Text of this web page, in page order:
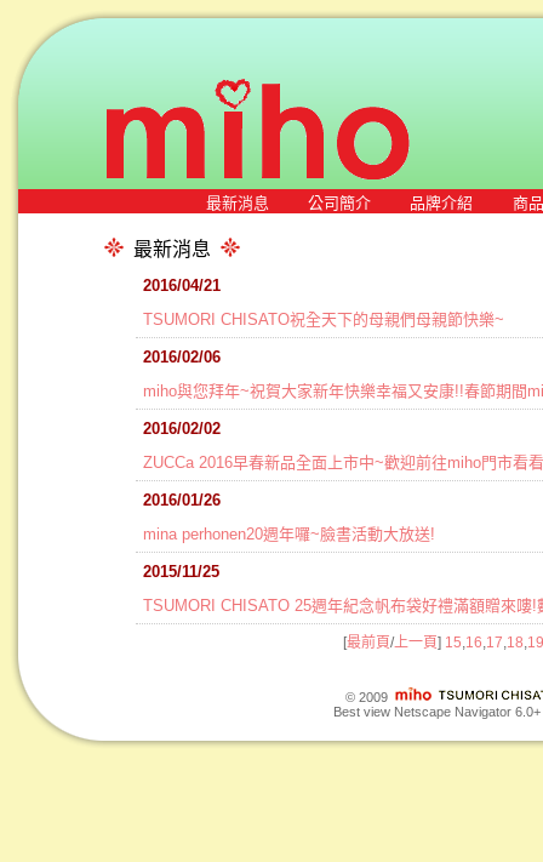
最新消息 公司簡介 品牌介紹 商
最新消息
2016/04/21
TSUMORI CHISATO祝全天下的母親們母親節快樂~
2016/02/06
miho與您拜年~祝賀大家新年快樂幸福又安康!!春節期間
2016/02/02
ZUCCa 2016早春新品全面上市中~歡迎前往miho門市看
2016/01/26
mina perhonen20週年囉~臉書活動大放送!
2015/11/25
TSUMORI CHISATO 25週年紀念帆布袋好禮滿額贈來嘍
[最前頁/上一頁] 15 16 17 18 19
© 2009
Best view Netscape Navigator